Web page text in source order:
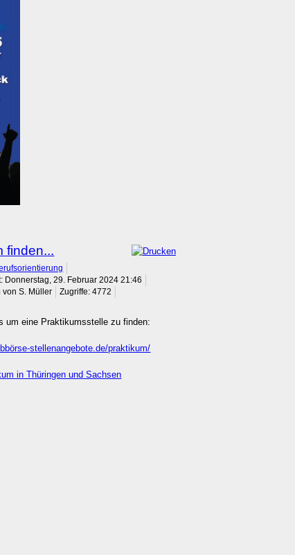
finden...
Donnerstag, 29. Februar 2024 21:46
von S. Müller
Zugriffe: 4772
um eine Praktikumsstelle zu finden:
stellenangebote.de/praktikum/
in Thüringen und Sachsen